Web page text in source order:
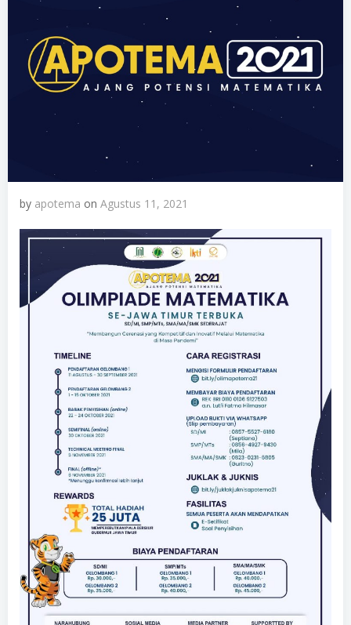
by apotema on Agustus 11, 2021